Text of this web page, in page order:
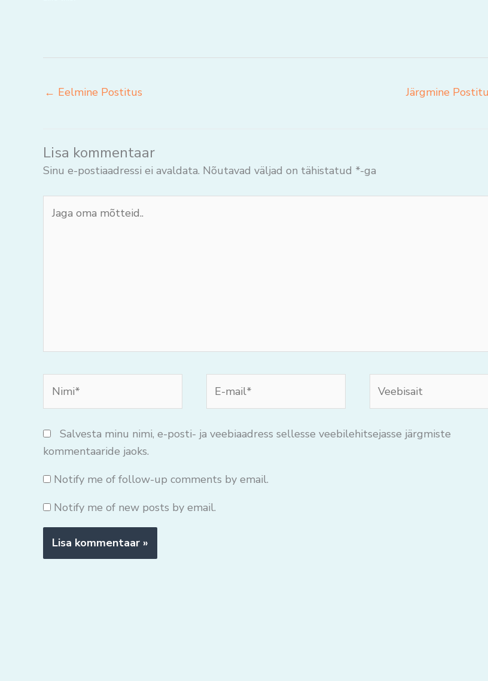
← Eelmine Postitus Järgmine
Lisa kommentaar
Sinu e-postiaadressi ei avaldata. Nõutavad väljad on tähistatud *-ga
oma
mail*
Salvesta minu nimi, e-posti- ja veebiaadress sellesse veebilehitsejasse järgmiste
kommentaaride jaoks.
Notify me of follow-up comments by email.
Notify me of new posts by email.